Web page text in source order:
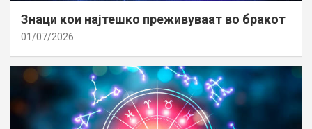
Знаци кои најтешко преживуваат во бракот
01/07/2026